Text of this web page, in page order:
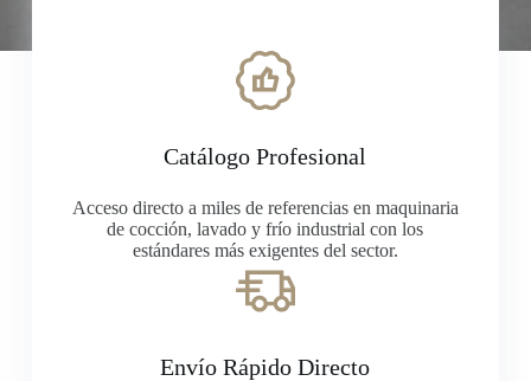
Catálogo Profesional
Acceso directo a miles de referencias en maquinaria
de cocción, lavado y frío industrial con los
estándares más exigentes del sector.
Envío Rápido Directo